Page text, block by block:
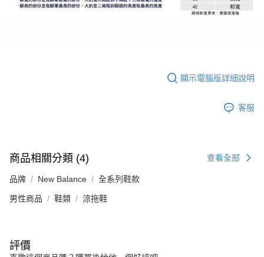
顯示電腦版詳細說明
客服
商品相關分類 (4) 查看全部
品牌 New Balance 全系列鞋款
男性商品 鞋類 涼拖鞋
評價